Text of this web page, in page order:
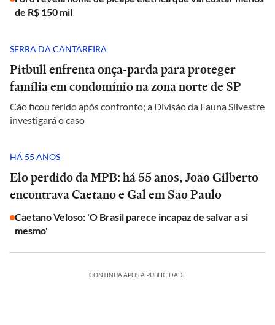
de R$ 150 mil
SERRA DA CANTAREIRA
Pitbull enfrenta onça-parda para proteger
família em condomínio na zona norte de SP
Cão ficou ferido após confronto; a Divisão da Fauna Silvestre
investigará o caso
HÁ 55 ANOS
Elo perdido da MPB: há 55 anos, João Gilberto
encontrava Caetano e Gal em São Paulo
Caetano Veloso: 'O Brasil parece incapaz de salvar a si
mesmo'
CONTINUA APÓS A PUBLICIDADE